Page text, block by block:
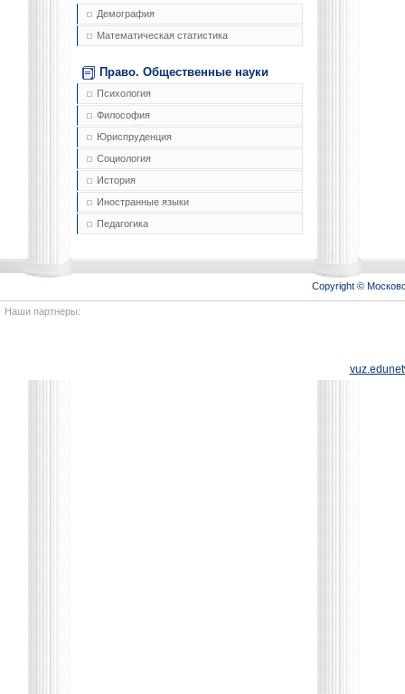
Демография
Математическая статистика
Право. Общественные науки
Психология
Философия
Юриспруденция
Социология
История
Иностранные языки
Педагогика
Copyright ©
Наши партнеры: